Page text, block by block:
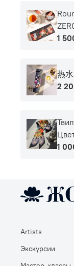
1
热
2
1
Artists
Экскурсии